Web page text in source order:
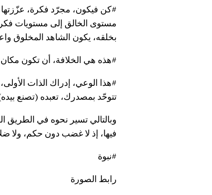
#كن فيكون، مجرّد فكرة، عزّزتها
مستوى الخالق إلى مستويات
بخلقه، يكون الشاهد المخلوق
#هذه هي الخلافة، أن تكون مكان
#هذا الوعي، إدراك الذات
تتوحّد بمصدرك، تعبده (تصنع
وبالتالي تسير نحوه في الطريق
فيها، إذ لا غضب دون حكم، ولا
#نبوة
رابط الصورة